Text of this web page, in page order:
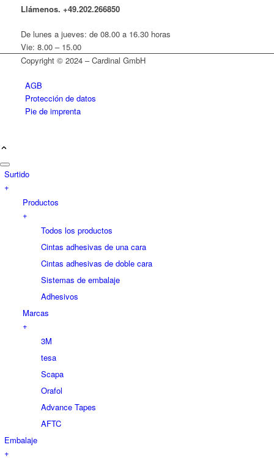
Llámenos. +49.202.266850
De lunes a jueves: de 08.00 a 16.30 horas
Vie: 8.00 – 15.00
Copyright © 2024 – Cardinal GmbH
AGB
Protección de datos
Pie de imprenta
Surtido
+
Productos
+
Todos los productos
Cintas adhesivas de una cara
Cintas adhesivas de doble cara
Sistemas de embalaje
Adhesivos
Marcas
+
3M
tesa
Scapa
Orafol
Advance Tapes
AFTC
Embalaje
+